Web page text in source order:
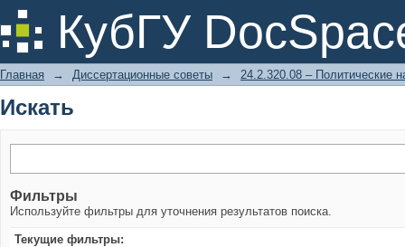
КубГУ
Искать
Главная → Диссертационные советы → 24.2.320.08 – Политические
Искать
Фильтры
Используйте фильтры для уточнения результатов поиска.
Текущие фильтры: